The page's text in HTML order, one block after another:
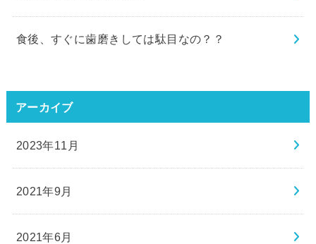
食後、すぐに歯磨きしては駄目なの？？
アーカイブ
2023年11月
2021年9月
2021年6月